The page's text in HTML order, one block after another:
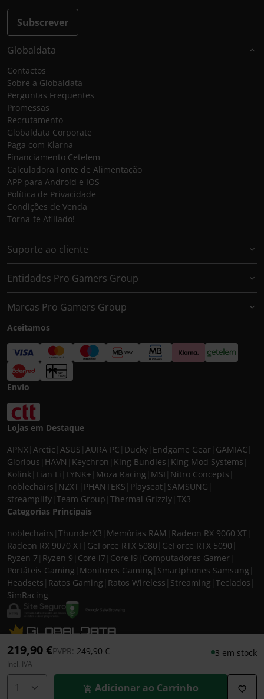
PVPR: Preço reduzido de
249,90 €para
219,90 € 3 em stock
Incl. IVA
Adicionar ao Carrinho
Subscrever
Globaldata
Contactos
Sobre a Globaldata
Perguntas Frequentes
Promessas
Recrutamento
Globaldata Corporate
Paga com Klarna
Financiamento Cetelem
Calculadora Fonte de Alimentação
APP para Android e IOS
Política de Privacidade
Condições de Venda
Torna-te Afiliado!
Suporte ao cliente
Entidades Pro Gamers Group
Marcas Pro Gamers Group
Aceitamos
Envio
Lojas em Destaque
APNX Arctic ASUS AURA PC Ducky Endgame Gear GAMIAC
Glorious HAVN Keychron King Bundles King Mod Systems
Kolink Lian Li LYNK+ Moza Racing MSI Nitro Concepts
noblechairs NZXT PHANTEKS Playseat SAMSUNG
streamplify Team Group Thermal Grizzly TX3
Categorias Principais
noblechairs ThunderX3 Memórias RAM Radeon RX 9060 XT
Radeon RX 9070 XT GeForce RTX 5080 GeForce RTX 5090
Ryzen 7 Ryzen 9 Core i7 Core i9 Computadores Gamer
Portáteis Gaming Monitores Gaming Smartphones Samsung
Headsets Ratos Gaming Ratos Wireless Streaming Teclados
SimRacing
© 2026 CASEKING IBERIA. TODOS OS DIREITOS RESERVADOS. IVA incluído à
taxa em vigor para todos os produtos. As fotos apresentadas podem não
corresponder às configurações descritas. Preços e especificações sujeitos a
alteração sem aviso prévio. A caseking Iberia declina qualquer
responsabilidade por eventuais erros publicados no site.